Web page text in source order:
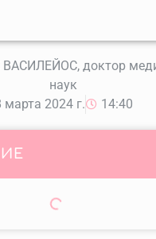
доктор
наук
марта 2024 г.
14:40